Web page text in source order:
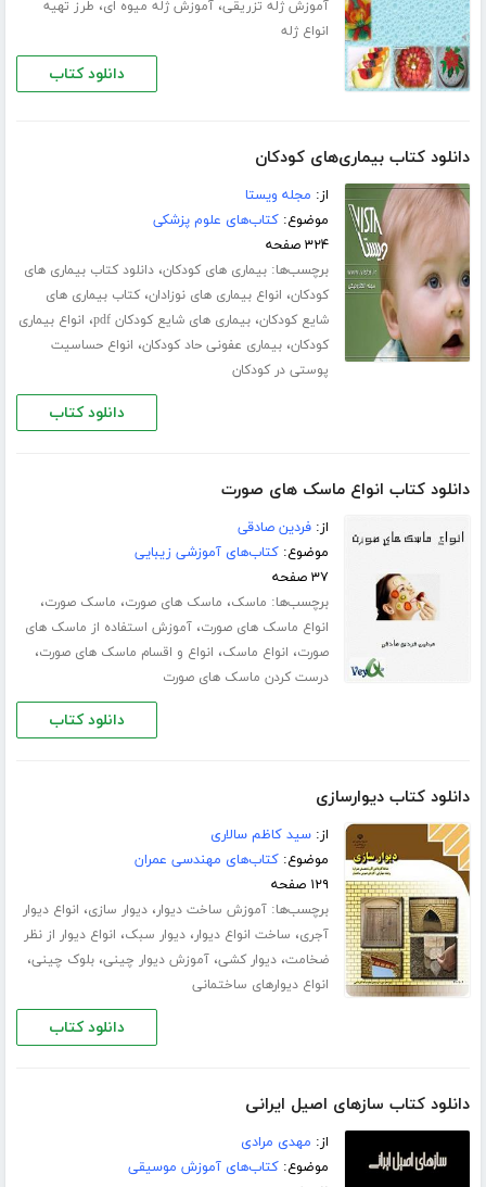
آموزش ژله تزریقی،آموزش ژله میوه ای، طرز تهیه
انواع ژله
دانلود کتاب
دانلود کتاب بیماری‌های کودکان
از: مجله ویستا
موضوع:کتاب‌های علوم پزشکی
۳۲۴ صفحه
برچسب‌ها:بیماری های کودکان،دانلود کتاب بیماری های
کودکان، انواع بیماری های نوزادان،کتاب بیماری های
شایع کودکان،بیماری های شایع کودکان pdf ، انواع بیماری
کودکان،بیماری عفونی حاد کودکان، انواع حساسیت
پوستی در کودکان
دانلود کتاب
دانلود کتاب انواع ماسک های صورت
از:فردین صادقی
موضوع:کتاب‌های آموزشی زیبایی
۳۷ صفحه
برچسب‌ها: ماسک، ماسک های صورت، ماسک صورت،
انواع ماسک های صورت،آموزش استفاده از ماسک های
صورت، انواع ماسک، انواع و اقسام ماسک های صورت،
درست کردن ماسک های صورت
دانلود کتاب
دانلود کتاب دیوارسازی
از:سید کاظم سالاری
موضوع:کتاب‌های مهندسی عمران
۱۲۹ صفحه
برچسب‌ها:آموزش ساخت دیوار،دیوار سازی، انواع دیوار
آجری، ساخت انواع دیوار،دیوار سبک، انواع دیوار از نظر
ضخامت،دیوار کشی،آموزش دیوار چینی،بلوک چینی،
انواع دیوارهای ساختمانی
دانلود کتاب
دانلود کتاب سازهای اصیل ایرانی
از: مهدی مرادی
موضوع:کتاب‌های آموزش موسیقی